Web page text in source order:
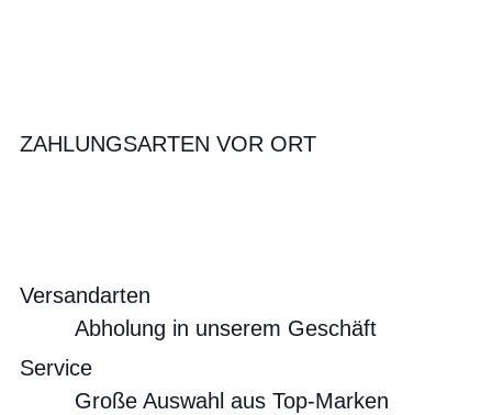
ZAHLUNGSARTEN VOR ORT
Versandarten
Abholung in unserem Geschäft
Service
Große Auswahl aus Top-Marken